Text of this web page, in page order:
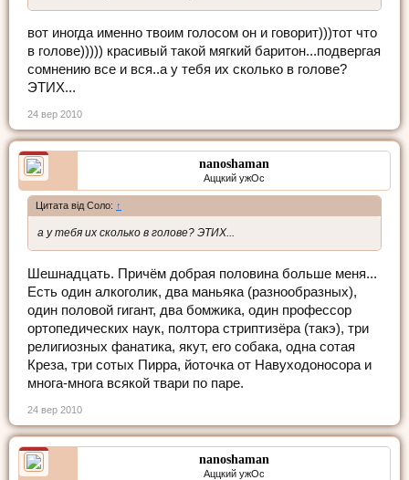
вот иногда именно твоим голосом он и говорит)))тот что
в голове))))) красивый такой мягкий баритон...подвергая
сомнению все и вся..а у тебя их сколько в голове?
ЭТИХ...
24 вер 2010
nanoshaman
Аццкий ужОс
Цитата від Соло: ↑
а у тебя их сколько в голове? ЭТИХ...
Шешнадцать. Причём добрая половина больше меня...
Есть один алкоголик, два маньяка (разнообразных),
один половой гигант, два бомжика, один профессор
ортопедических наук, полтора стриптизёра (такэ), три
религиозных фанатика, якут, его собака, одна сотая
Креза, три сотых Пирра, йоточка от Навуходоносора и
многа-многа всякой твари по паре.
24 вер 2010
nanoshaman
Аццкий ужОс